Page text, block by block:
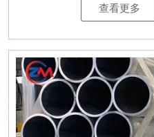
查看更多